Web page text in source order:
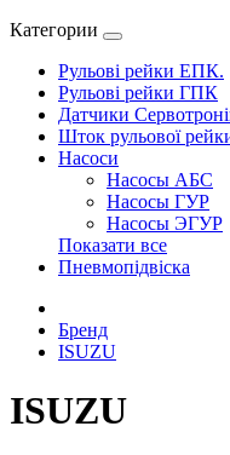
Категории
Рульові рейки ЕПК.
Рульові рейки ГПК
Датчики
Шток рульової
Насоси
Насосы АБС
Насосы ГУР
Насосы ЭГУР
Показати все
Пневмопідвіска
Бренд
ISUZU
ISUZU